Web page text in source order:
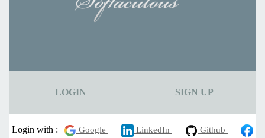
LOGIN SIGN UP
Login with : Google LinkedIn
Github